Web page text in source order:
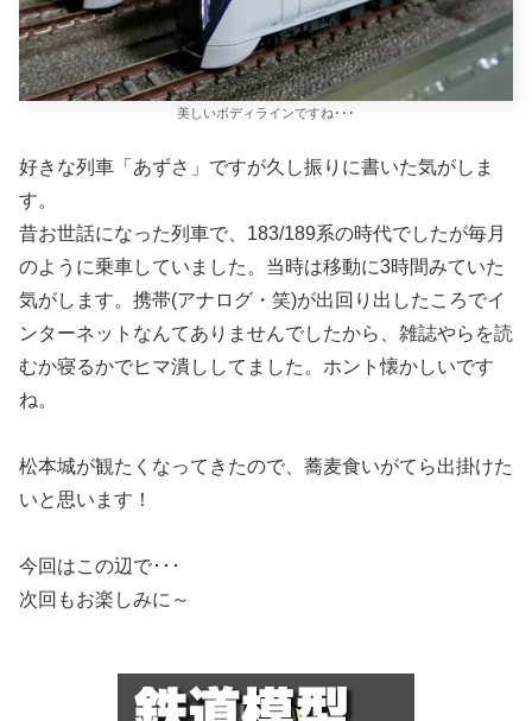
美しいボディラインですね･･･
好きな列車「あずさ」ですが久し振りに書いた気がしま
す。
昔お世話になった列車で、183/189系の時代でしたが毎月
のように乗車していました。当時は移動に3時間みていた
気がします。携帯(アナログ・笑)が出回り出したころでイ
ンターネットなんてありませんでしたから、雑誌やらを読
むか寝るかでヒマ潰ししてました。ホント懐かしいです
ね。
松本城が観たくなってきたので、蕎麦食いがてら出掛けた
いと思います！
今回はこの辺で･･･
次回もお楽しみに～